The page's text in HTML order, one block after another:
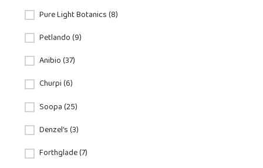
Pure Light Botanics (8)
Petlando (9)
Anibio (37)
Churpi (6)
Soopa (25)
Denzel's (3)
Forthglade (7)